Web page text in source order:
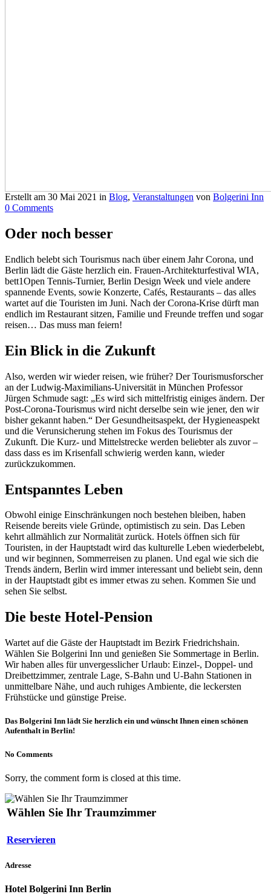
Erstellt am 30 Mai 2021 in Blog, Veranstaltungen von Bolgerini Inn
0 Comments
Oder noch besser
Endlich belebt sich Tourismus nach über einem Jahr Corona, und
Berlin lädt die Gäste herzlich ein. Frauen-Architekturfestival WIA,
bett1Open Tennis-Turnier, Berlin Design Week und viele andere
spannende Events, sowie Konzerte, Cafés, Restaurants – das alles
wartet auf die Touristen im Juni. Nach der Corona-Krise dürft man
endlich im Restaurant sitzen, Familie und Freunde treffen und sogar
reisen… Das muss man feiern!
Ein Blick in die Zukunft
Also, werden wir wieder reisen, wie früher? Der Tourismusforscher
an der Ludwig-Maximilians-Universität in München Professor
Jürgen Schmude sagt: „Es wird sich mittelfristig einiges ändern. Der
Post-Corona-Tourismus wird nicht derselbe sein wie jener, den wir
bisher gekannt haben.“ Der Gesundheitsaspekt, der Hygieneaspekt
und die Verunsicherung stehen im Fokus des Tourismus der
Zukunft. Die Kurz- und Mittelstrecke werden beliebter als zuvor –
dass dass es im Krisenfall schwierig werden kann, wieder
zurückzukommen.
Entspanntes Leben
Obwohl einige Einschränkungen noch bestehen bleiben, haben
Reisende bereits viele Gründe, optimistisch zu sein. Das Leben
kehrt allmählich zur Normalität zurück. Hotels öffnen sich für
Touristen, in der Hauptstadt wird das kulturelle Leben wiederbelebt,
und wir beginnen, Sommerreisen zu planen. Und egal wie sich die
Trends ändern, Berlin wird immer interessant und beliebt sein, denn
in der Hauptstadt gibt es immer etwas zu sehen. Kommen Sie und
sehen Sie selbst.
Die beste Hotel-Pension
Wartet auf die Gäste der Hauptstadt im Bezirk Friedrichshain.
Wählen Sie Bolgerini Inn und genießen Sie Sommertage in Berlin.
Wir haben alles für unvergesslicher Urlaub: Einzel-, Doppel- und
Dreibettzimmer, zentrale Lage, S-Bahn und U-Bahn Stationen in
unmittelbare Nähe, und auch ruhiges Ambiente, die leckersten
Frühstücke und günstige Preise.
Das Bolgerini Inn lädt Sie herzlich ein und wünscht Ihnen einen schönen
Aufenthalt in Berlin!
No Comments
Sorry, the comment form is closed at this time.
Wählen Sie Ihr Traumzimmer
Reservieren
Adresse
Hotel Bolgerini Inn Berlin